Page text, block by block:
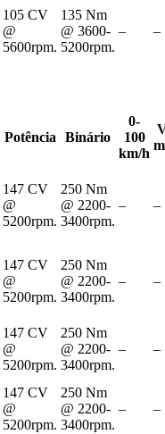
105 CV
@
5600rpm.
135 Nm
@ 3600-
5200rpm.
– –
Potência Binário
0-
100
km/h
147 CV
@
5200rpm.
250 Nm
@ 2200-
3400rpm.
– –
147 CV
@
5200rpm.
250 Nm
@ 2200-
3400rpm.
– –
147 CV
@
5200rpm.
250 Nm
@ 2200-
3400rpm.
– –
147 CV
@
5200rpm.
250 Nm
@ 2200-
3400rpm.
– –